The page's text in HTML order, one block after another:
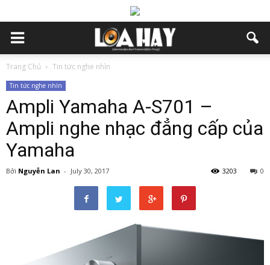
Trang Chủ Tin tức nghe nhìn
Tin tức nghe nhìn
Ampli Yamaha A-S701 –
Ampli nghe nhạc đẳng cấp của
Yamaha
Bởi Nguyễn Lan - July 30, 2017 0
3203